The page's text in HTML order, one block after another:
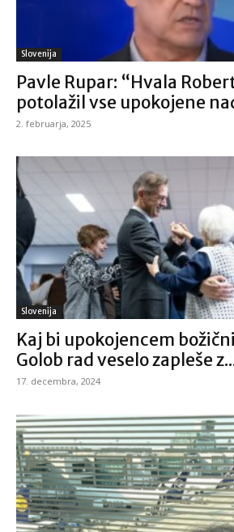
Slovenija
Pavle Rupar: “Hvala
potolažil vse upokojene
2. februarja, 2025
Slovenija
Kaj bi upokojencem
Golob rad veselo zapleše
17. decembra, 2024